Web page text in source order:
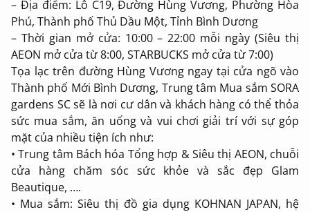
– Địa điểm: Lô C19, Đường Hùng Vương, Phường Hòa
Phú, Thành phố Thủ Dầu Một, Tỉnh Bình Dương
– Thời gian mở cửa: 10:00 – 22:00 mỗi ngày (Siêu thị
AEON mở cửa từ 8:00, STARBUCKS mở cửa từ 7:00)
Tọa lạc trên đường Hùng Vương ngay tại cửa ngõ vào
Thành phố Mới Bình Dương, Trung tâm Mua sắm SORA
gardens SC sẽ là nơi cư dân và khách hàng có thể thỏa
sức mua sắm, ăn uống và vui chơi giải trí với sự góp
mặt của nhiều tiện ích như:
• Trung tâm Bách hóa Tổng hợp & Siêu thị AEON, chuỗi
cửa hàng chăm sóc sức khỏe và sắc đẹp Glam
Beautique, ….
• Mua sắm: Siêu thị đồ gia dụng KOHNAN JAPAN, hệ